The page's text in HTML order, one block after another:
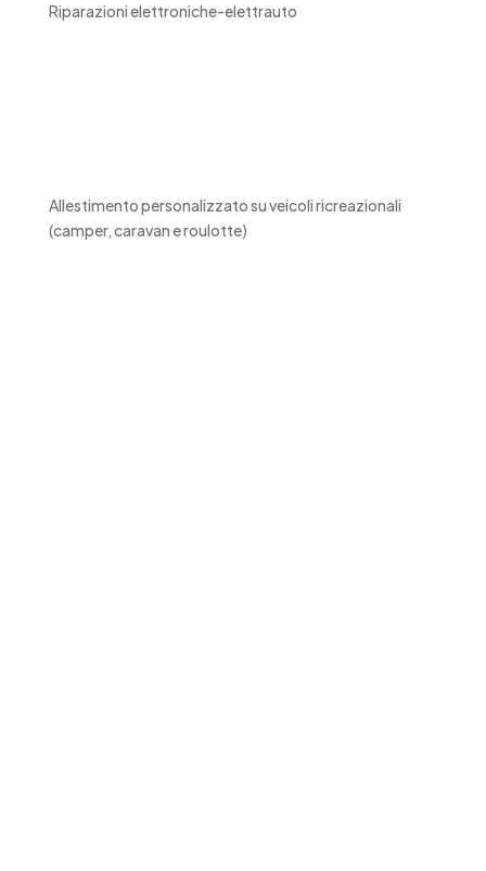
Riparazioni elettroniche-elettrauto
Allestimento personalizzato su veicoli ricreazionali
(camper, caravan e roulotte)